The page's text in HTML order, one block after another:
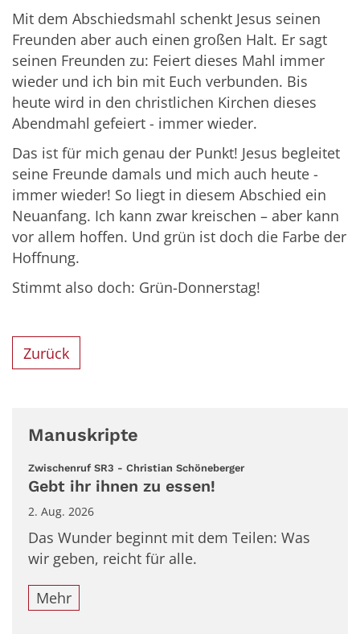
Mit dem Abschiedsmahl schenkt Jesus seinen
Freunden aber auch einen großen Halt. Er sagt
seinen Freunden zu: Feiert dieses Mahl immer
wieder und ich bin mit Euch verbunden. Bis
heute wird in den christlichen Kirchen dieses
Abendmahl gefeiert - immer wieder.
Das ist für mich genau der Punkt! Jesus begleitet
seine Freunde damals und mich auch heute -
immer wieder! So liegt in diesem Abschied ein
Neuanfang. Ich kann zwar kreischen – aber kann
vor allem hoffen. Und grün ist doch die Farbe der
Hoffnung.
Stimmt also doch: Grün-Donnerstag!
Zurück
Manuskripte
Zwischenruf SR3 - Christian Schöneberger:
Gebt ihr ihnen zu essen!
2. Aug. 2026
Das Wunder beginnt mit dem Teilen: Was
wir geben, reicht für alle.
Mehr